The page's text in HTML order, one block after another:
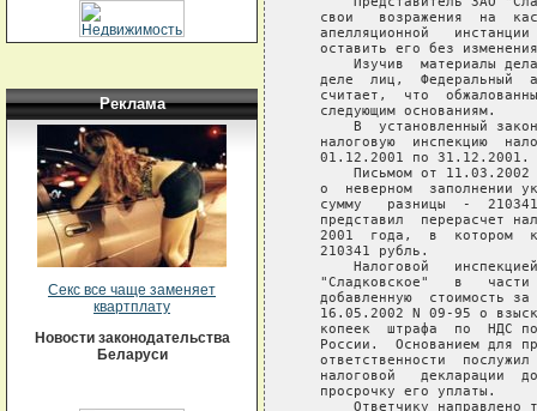
Реклама
Секс все чаще заменяет
квартплату
Новости законодательства
Беларуси